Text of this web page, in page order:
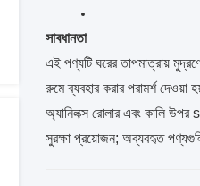
সাবধানতা
এই পণ্যটি ঘরের তাপমাত্রায়
রুমে ব্যবহার করার পরামর্শ
অ্যানিলক্স রোলার এবং কালি
সুরক্ষা প্রয়োজন; অব্যবহৃত